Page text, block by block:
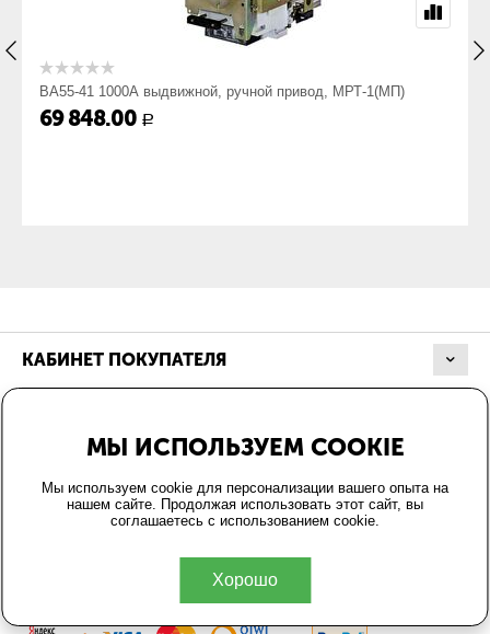
41 1000А выдвижной, ручной привод, МРТ-1(МП)
848.00 Р
КАБИНЕТ ПОКУПАТЕЛЯ
КОНТАКТЫ
МЫ ИСПОЛЬЗУЕМ COOKIE
Мы используем cookie для персонализации вашего опыта на
нашем сайте. Продолжая использовать этот сайт, вы
соглашаетесь с использованием cookie.
Хорошо